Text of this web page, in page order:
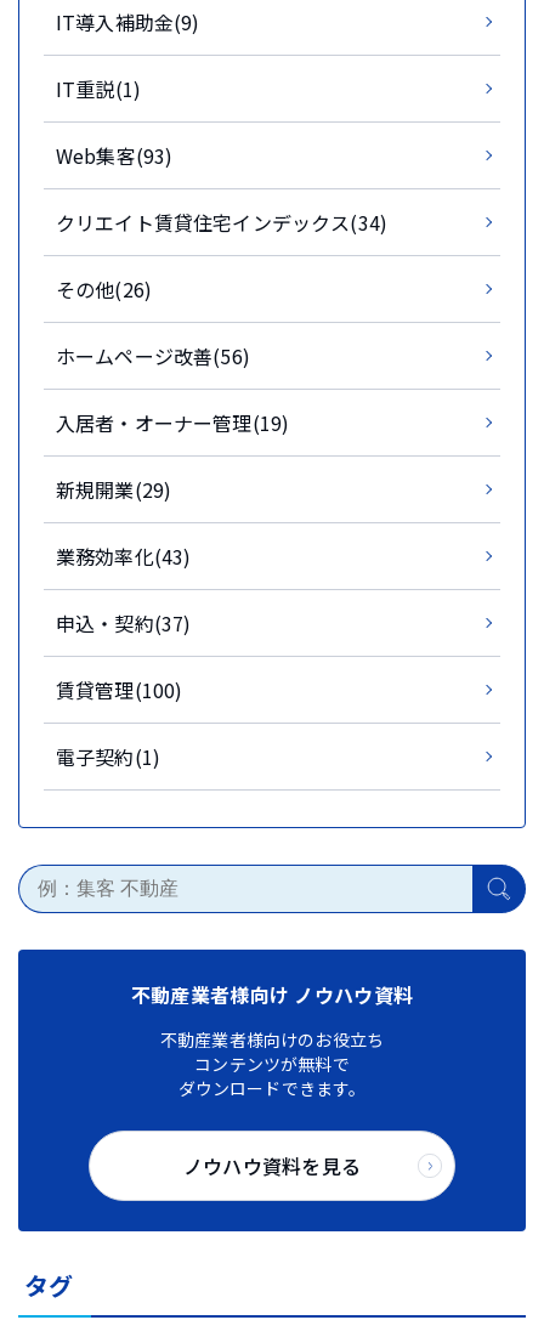
IT導入補助金(9)
IT重説(1)
Web集客(93)
クリエイト賃貸住宅インデックス(34)
その他(26)
ホームページ改善(56)
入居者・オーナー管理(19)
新規開業(29)
業務効率化(43)
申込・契約(37)
賃貸管理(100)
電子契約(1)
不動産業者様向け ノウハウ資料
不動産業者様向けのお役立ち
コンテンツが無料で
ダウンロードできます。
ノウハウ資料を見る
タグ